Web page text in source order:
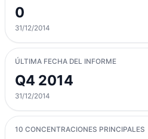
0
31/12/2014
ÚLTIMA FECHA DEL INFORME
Q4 2014
31/12/2014
10 CONCENTRACIONES PRINCIPALES